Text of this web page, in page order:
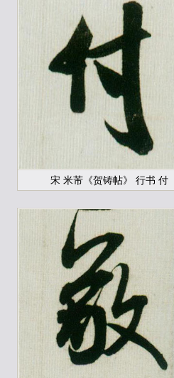
宋 米芾《贺铸帖》 行书 付